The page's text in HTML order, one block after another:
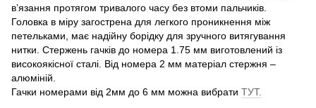
в’язання протягом тривалого часу без втоми пальчиків.
Головка в міру загострена для легкого проникнення між
петельками, має надійну борідку для зручного витягування
нитки. Стержень гачків до номера 1.75 мм виготовлений із
високоякісної сталі. Від номера 2 мм матеріал стержня –
алюміній.
Гачки номерами від 2мм до 6 мм можна вибрати ТУТ.